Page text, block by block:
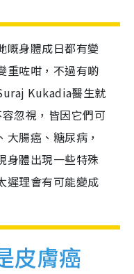
嘅身體成日都有變
重咗咁，不過有啲
Kukadia醫生就
忽視，皆因它們可
腸癌、糖尿病，
身體出現一些特殊
遲理會有可能變成
皮膚癌